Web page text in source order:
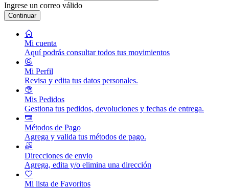
Ingrese un correo válido
Continuar
Mi cuenta
Aquí podrás consultar todos tus movimientos
Mi Perfil
Revisa y edita tus datos personales.
Mis Pedidos
Gestiona tus pedidos, devoluciones y fechas de entrega.
Métodos de Pago
Agrega y valida tus métodos de pago.
Direcciones de envio
Agrega, edita y/o elimina una dirección
Mi lista de Favoritos